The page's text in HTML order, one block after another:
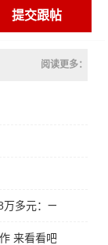
阅读更多：
万多元：一直没对象
来看看吧[并不简单